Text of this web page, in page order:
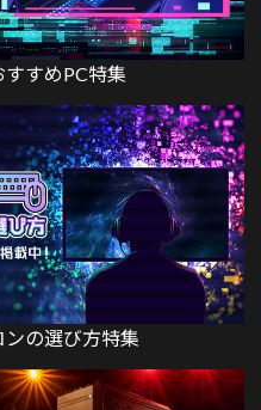
すめPC特集
ンの選び方特集